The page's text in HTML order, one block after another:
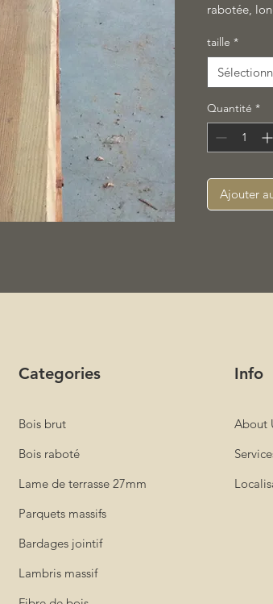
rabotée,
taille *
Quantité *
Ajouter
Categories
Bois brut
Bois raboté
Lame de terrasse 27mm
Parquets massifs
Bardages jointif
Lambris massif
Info
About